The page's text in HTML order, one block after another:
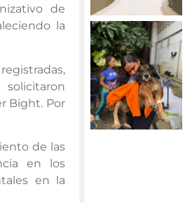
de
la
Bight. Por
de las
en los
en la